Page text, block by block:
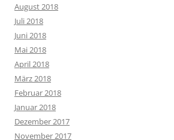
August 2018
Juli 2018
Juni 2018
Mai 2018
April 2018
März 2018
Februar 2018
Januar 2018
Dezember 2017
November 2017